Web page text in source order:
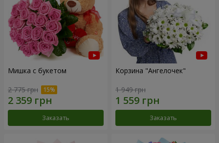
Мишка с букетом
2 775 грн
Заказать
Корзина "Ангелочек"
1 949 грн
Заказать